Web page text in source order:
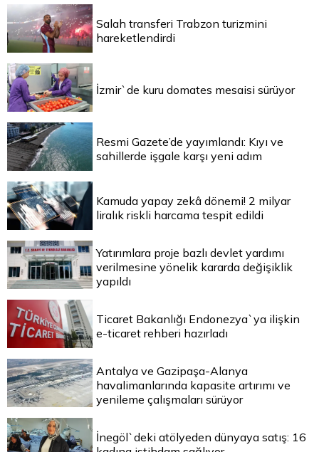
Salah transferi Trabzon turizmini
hareketlendirdi
İzmir`de kuru domates mesaisi sürüyor
Resmi Gazete’de yayımlandı: Kıyı ve
sahillerde işgale karşı yeni adım
Kamuda yapay zekâ dönemi! 2 milyar
liralık riskli harcama tespit edildi
Yatırımlara proje bazlı devlet yardımı
verilmesine yönelik kararda değişiklik
yapıldı
Ticaret Bakanlığı Endonezya`ya ilişkin
e-ticaret rehberi hazırladı
Antalya ve Gazipaşa-Alanya
havalimanlarında kapasite artırımı ve
yenileme çalışmaları sürüyor
İnegöl`deki atölyeden dünyaya satış: 16